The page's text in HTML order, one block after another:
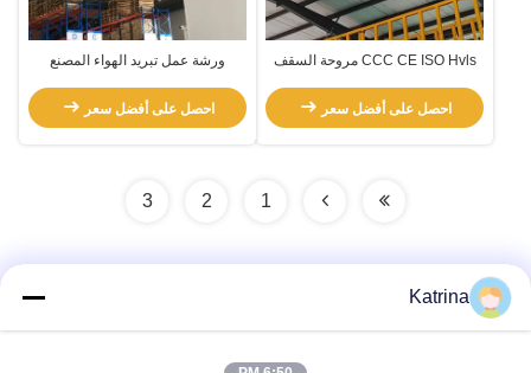
CCC CE ISO Hvls مروحة السقف
والمغنيسيوم
احصل على أفضل سعر
ورشة عمل تبريد الهواء المصنع
الصناعية
احصل على أفضل سعر
1
2
3
Katrina